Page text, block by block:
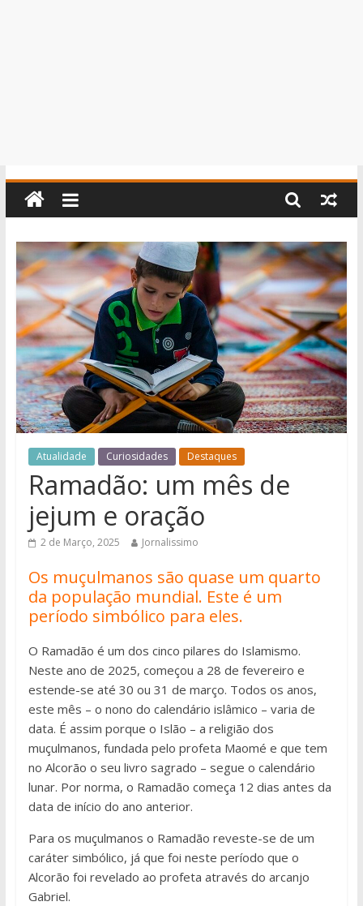
Atualidade Curiosidades Destaques
Ramadão: um mês de
jejum e oração
2 de Março, 2025 Jornalissimo
Os muçulmanos são quase um quarto
da população mundial. Este é um
período simbólico para eles.
O Ramadão é um dos cinco pilares do Islamismo.
Neste ano de 2025, começou a 28 de fevereiro e
estende-se até 30 ou 31 de março. Todos os anos,
este mês – o nono do calendário islâmico – varia de
data. É assim porque o Islão – a religião dos
muçulmanos, fundada pelo profeta Maomé e que tem
no Alcorão o seu livro sagrado – segue o calendário
lunar. Por norma, o Ramadão começa 12 dias antes da
data de início do ano anterior.
Para os muçulmanos o Ramadão reveste-se de um
caráter simbólico, já que foi neste período que o
Alcorão foi revelado ao profeta através do arcanjo
Gabriel.